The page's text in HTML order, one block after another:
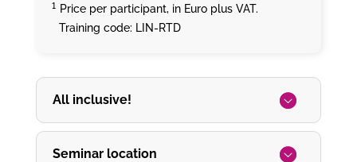
¹ Price per participant, in Euro plus VAT.
Training code: LIN-RTD
All inclusive!
Seminar location